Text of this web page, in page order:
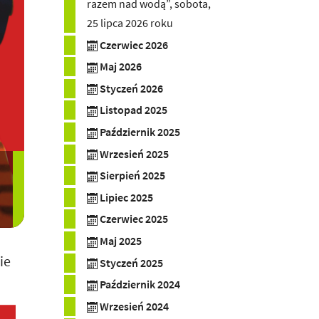
razem nad wodą”, sobota,
25 lipca 2026 roku
Czerwiec 2026
Maj 2026
Styczeń 2026
Listopad 2025
Październik 2025
Wrzesień 2025
Sierpień 2025
Lipiec 2025
Czerwiec 2025
Maj 2025
Styczeń 2025
Październik 2024
Wrzesień 2024